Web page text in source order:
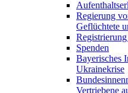
Regierung
Geflüchtete
Spenden
Bayerisches
Ukrainekrise
Vertriebene